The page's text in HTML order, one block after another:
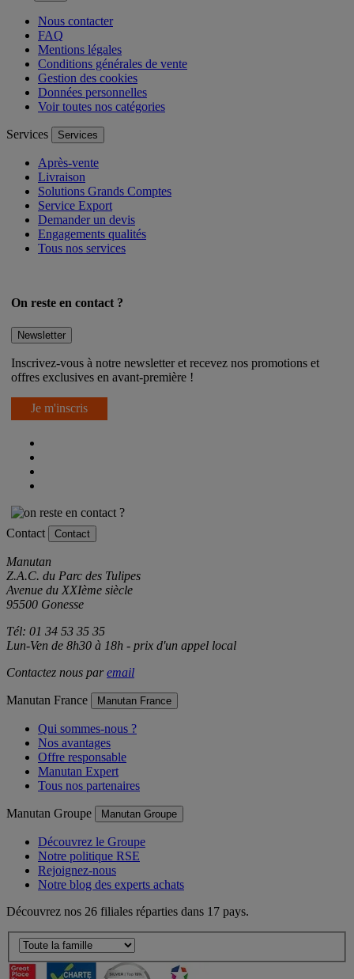
Nous contacter
FAQ
Mentions légales
Conditions générales de vente
Gestion des cookies
Données personnelles
Voir toutes nos catégories
Services Services
Après-vente
Livraison
Solutions Grands Comptes
Service Export
Demander un devis
Engagements qualités
Tous nos services
On reste en contact ?
Newsletter
Inscrivez-vous à notre newsletter et recevez nos promotions et
offres exclusives en avant-première !
Je m'inscris
Contact Contact
Manutan
Z.A.C. du Parc des Tulipes
Avenue du XXIème siècle
95500 Gonesse
Tél: 01 34 53 35 35
Lun-Ven de 8h30 à 18h - prix d'un appel local
Contactez nous paremail
Manutan France Manutan France
Qui sommes-nous ?
Nos avantages
Offre responsable
Manutan Expert
Tous nos partenaires
Manutan Groupe Manutan Groupe
Découvrez le Groupe
Notre politique RSE
Rejoignez-nous
Notre blog des experts achats
Découvrez nos 26 filiales réparties dans 17 pays.